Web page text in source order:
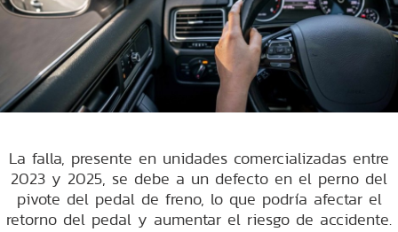
La falla, presente en unidades comercializadas entre
2023 y 2025, se debe a un defecto en el perno del
pivote del pedal de freno, lo que podría afectar el
retorno del pedal y aumentar el riesgo de accidente.